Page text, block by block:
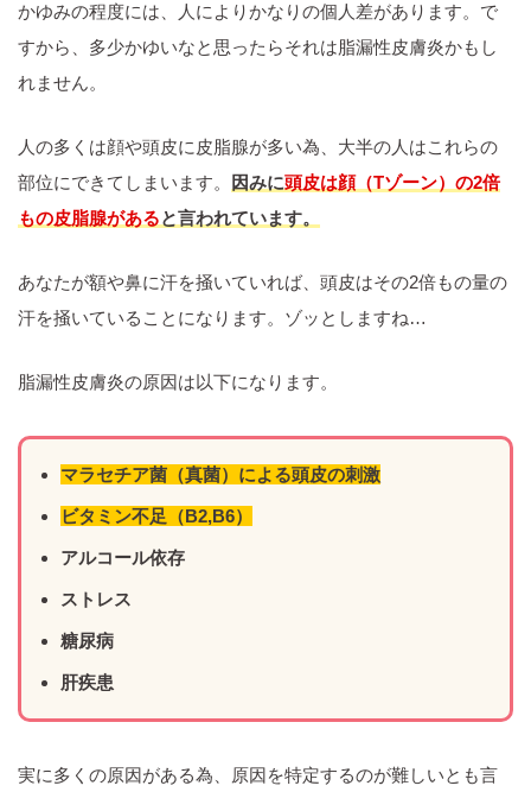
かゆみの程度には、人によりかなりの個人差があります。で
すから、多少かゆいなと思ったらそれは脂漏性皮膚炎かもし
れません。
人の多くは顔や頭皮に皮脂腺が多い為、大半の人はこれらの
部位にできてしまいます。
因みに頭皮は顔（Tゾーン）の2倍
もの皮脂腺があると言われています。
あなたが額や鼻に汗を掻いていれば、頭皮はその2倍もの量の
汗を掻いていることになります。ゾッとしますね…
脂漏性皮膚炎の原因は以下になります。
マラセチア菌（真菌）による頭皮の刺激
ビタミン不足（B2,B6）
アルコール依存
ストレス
糖尿病
肝疾患
実に多くの原因がある為、原因を特定するのが難しいとも言